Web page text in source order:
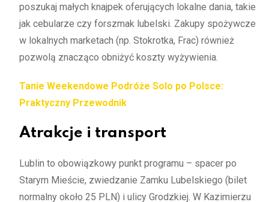
poszukaj małych knajpek oferujących lokalne dania, takie
jak cebularze czy forszmak lubelski. Zakupy spożywcze
w lokalnych marketach (np. Stokrotka, Frac) również
pozwolą znacząco obniżyć koszty wyżywienia.
Tanie Weekendowe Podróże Solo po Polsce:
Praktyczny Przewodnik
Atrakcje i transport
Lublin to obowiązkowy punkt programu – spacer po
Starym Mieście, zwiedzanie Zamku Lubelskiego (bilet
normalny około 25 PLN) i ulicy Grodzkiej. W Kazimierzu